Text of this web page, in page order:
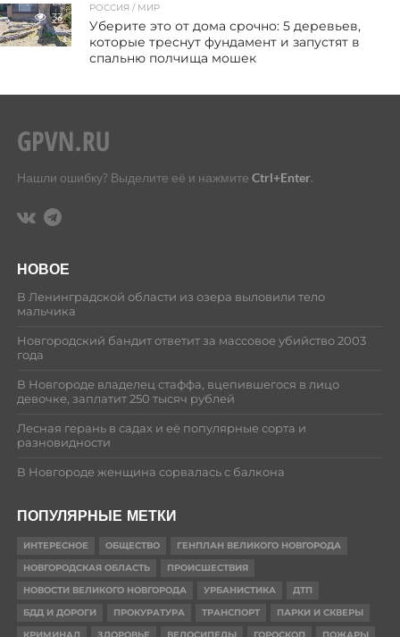
33
РОССИЯ / МИР
Уберите это от дома срочно: 5 деревьев,
которые треснут фундамент и запустят в
спальню полчища мошек
Нашли ошибку? Выделите её и нажмите Ctrl+Enter.
НОВОЕ
В Ленинградской области из озера выловили тело
мальчика
Новгородский бандит ответит за массовое убийство 2003
года
В Новгороде владелец стаффа, вцепившегося в лицо
девочке, заплатит 250 тысяч рублей
Лесная герань в садах и её популярные сорта и
разновидности
В Новгороде женщина сорвалась с балкона
ПОПУЛЯРНЫЕ МЕТКИ
ИНТЕРЕСНОЕ ОБЩЕСТВО
ГЕНПЛАН ВЕЛИКОГО НОВГОРОДА
НОВГОРОДСКАЯ ОБЛАСТЬ
ПРОИСШЕСТВИЯ
НОВОСТИ ВЕЛИКОГО НОВГОРОДА
УРБАНИСТИКА
ДТП
БДД И ДОРОГИ
ПРОКУРАТУРА ТРАНСПОРТ
ПАРКИ И СКВЕРЫ
КРИМИНАЛ
ЗДОРОВЬЕ ВЕЛОСИПЕДЫ ГОРОСКОП ПОЖАРЫ